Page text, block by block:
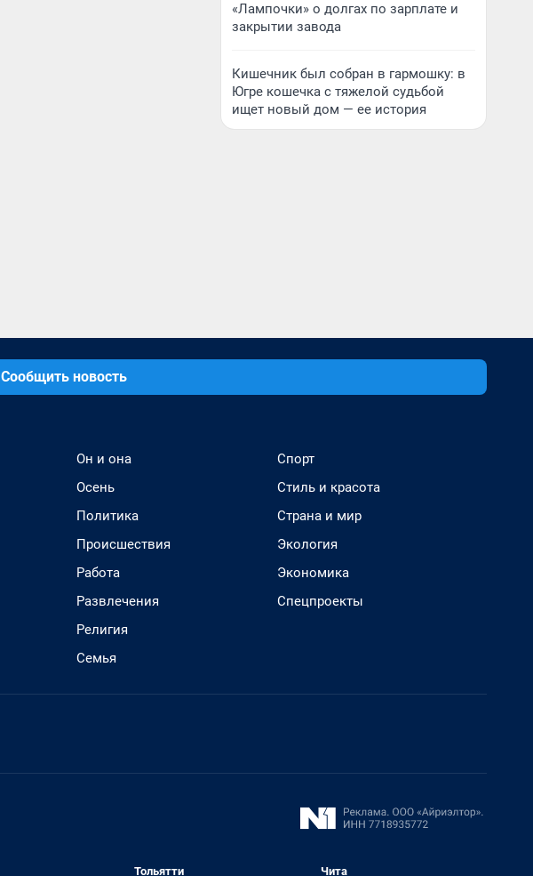
«Лампочки» о долгах по зарплате и
закрытии завода
Кишечник был собран в гармошку: в
Югре кошечка с тяжелой судьбой
ищет новый дом — ее история
Сообщить новость
Он и она
Осень
Политика
Происшествия
Работа
Развлечения
Религия
Семья
Спорт
Стиль и красота
Страна и мир
Экология
Экономика
Спецпроекты
Тольятти Чита